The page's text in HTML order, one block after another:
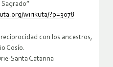
wirikuta/?p=3078
con los ancestros,
Cosío.
Santa Catarina